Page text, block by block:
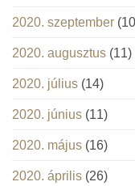
2020. szeptember
2020. augusztus (11)
2020. július (14)
2020. június (11)
2020. május (16)
2020. április (26)